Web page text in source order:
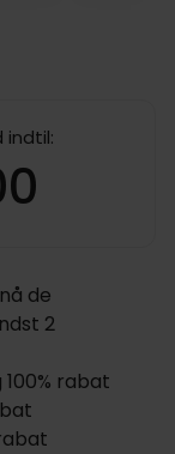
indtil:
de
2
rabat